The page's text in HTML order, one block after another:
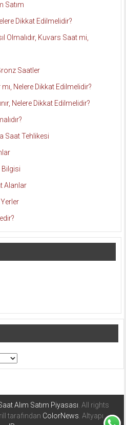
Satım
Dikkat Edilmelidir?
Olmalıdır, Kuvars Saat mi,
Saatler
Nelere Dikkat Edilmelidir?
Nelere Dikkat Edilmelidir?
Saat Tehlikesi
Bilgisi
Alanlar
Alım Satım Piyasası. All rights
tarafından ColorNews. Altyapı